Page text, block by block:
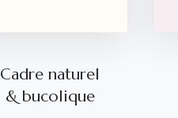
Cadre naturel
& bucolique